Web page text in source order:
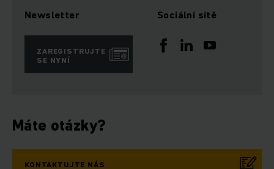
Newsletter
ZAREGISTRUJTE
SE NYNÍ
Sociální sítě
Máte otázky?
KONTAKTUJTE NÁS